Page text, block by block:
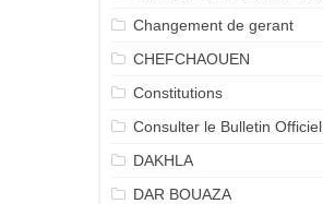
Changement de gerant
CHEFCHAOUEN
Constitutions
Consulter le Bulletin Officiel
DAKHLA
DAR BOUAZA